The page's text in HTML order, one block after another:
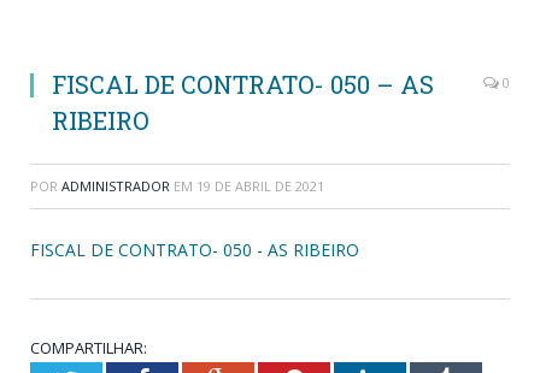
FISCAL DE CONTRATO- 050 – AS
RIBEIRO
0
POR ADMINISTRADOR EM 19 DE ABRIL DE 2021
FISCAL DE CONTRATO- 050 - AS RIBEIRO
COMPARTILHAR: